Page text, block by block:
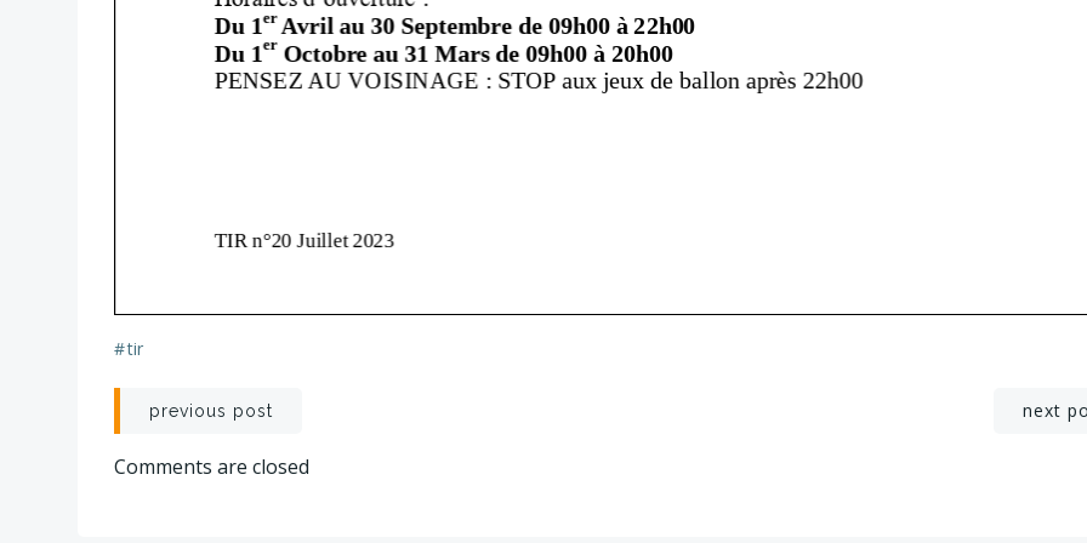
#tir
Post
navigation
previous post next
Comments are closed